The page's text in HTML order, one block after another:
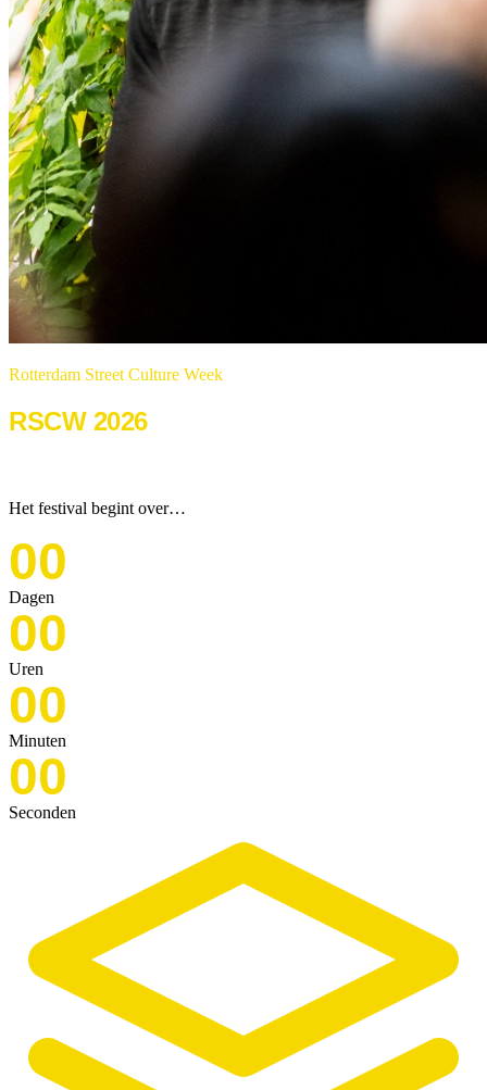
Rotterdam Street Culture Week
RSCW 2026
Het festival begint over…
00
Dagen
00
Uren
00
Minuten
00
Seconden